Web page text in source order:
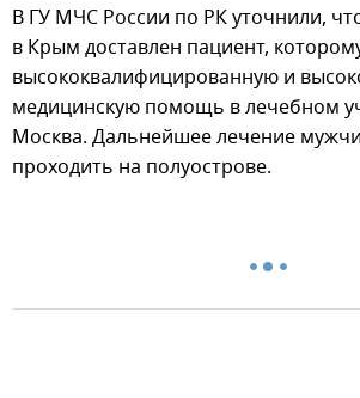
В ГУ МЧС России по РК уточнили,
в Крым доставлен пациент,
высококвалифицированную и
медицинскую помощь в лечебном
Москва. Дальнейшее лечение
проходить на полуострове.